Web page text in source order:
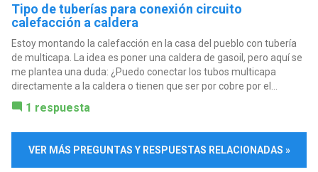
Tipo de tuberías para conexión circuito
calefacción a caldera
Estoy montando la calefacción en la casa del pueblo con tubería
de multicapa. La idea es poner una caldera de gasoil, pero aquí se
me plantea una duda: ¿Puedo conectar los tubos multicapa
directamente a la caldera o tienen que ser por cobre por el...
1 respuesta
VER MÁS PREGUNTAS Y RESPUESTAS RELACIONADAS »